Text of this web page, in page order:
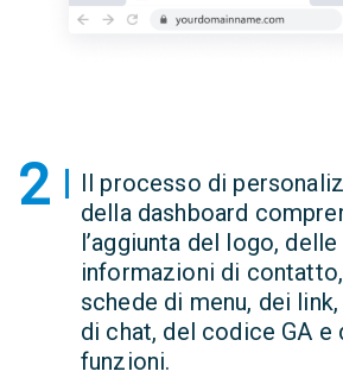
2
Il processo di
della dashboard
l’aggiunta del logo, delle
informazioni di
schede di menu, dei
di chat, del codice GA e
funzioni.